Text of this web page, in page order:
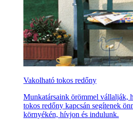
Vakolható tokos redőny
Munkatársaink örömmel vállalják,
tokos redőny kapcsán segítenek
környékén, hívjon és indulunk.